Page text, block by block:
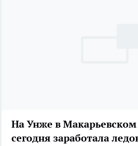
На Унже в
сегодня заработала